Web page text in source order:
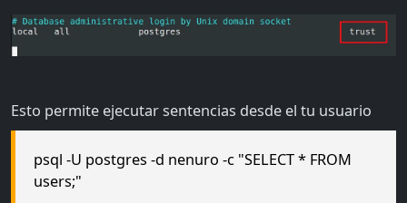
Esto permite ejecutar sentencias desde el tu usuario
psql -U postgres -d nenuro -c "SELECT * FROM
users;"